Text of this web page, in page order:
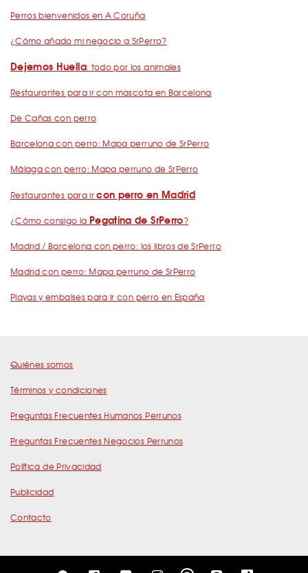
Perros bienvenidos en A Coruña
¿Cómo añado mi negocio a SrPerro?
Dejemos Huella: todo por los animales
Restaurantes para ir con mascota en Barcelona
De Cañas con perro
Barcelona con perro: Mapa perruno de SrPerro
Málaga con perro: Mapa perruno de SrPerro
Restaurantes para ircon perro en Madrid
¿Cómo consigo la Pegatina de SrPerro?
Madrid / Barcelona con perro: los libros de SrPerro
Madrid con perro: Mapa perruno de SrPerro
Playas y embalses para ir con perro en España
Quiénes somos
Términos y condiciones
Preguntas Frecuentes Humanos Perrunos
Preguntas Frecuentes Negocios Perrunos
Política de Privacidad
Publicidad
Contacto